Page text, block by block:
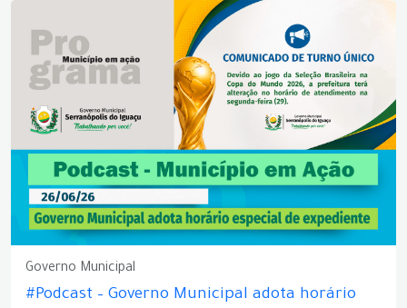
Governo Municipal
#Podcast – Governo Municipal adota horário